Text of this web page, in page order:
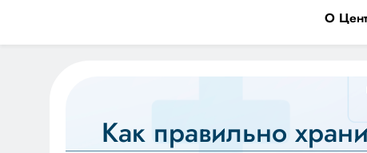
УЗ "Круглянский районный центр гигиены и эпидемиологии"
О
Как правильно